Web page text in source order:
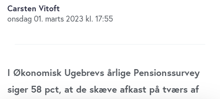
Carsten Vitoft
onsdag 01. marts 2023 kl. 17:55
I Økonomisk Ugebrevs årlige Pensionssurvey
siger 58 pct, at de skæve afkast på tværs af